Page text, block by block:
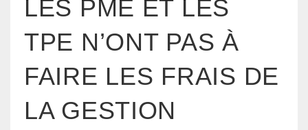
LES PME ET LES
TPE N’ONT PAS À
FAIRE LES FRAIS DE
LA GESTION